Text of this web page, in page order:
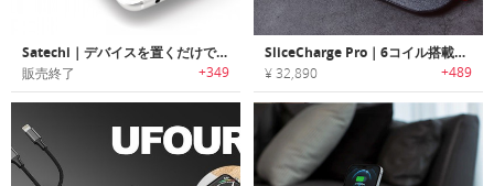
Satechi｜デバイスを置くだけでワイヤレス急速充電可能な充電パッド
販売終了 +349
SliceCharge Pro｜6コイル搭載のワイヤレスチャージングマット「スライスチャージプロ」
¥ 32,890 +489